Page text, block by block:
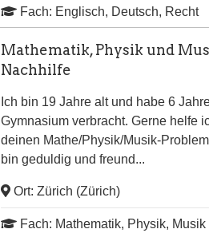
Fach: Englisch, Deutsch, Recht
Mathematik, Physik und
Nachhilfe
Ich bin 19 Jahre alt und habe 6
Gymnasium verbracht. Gerne helfe
deinen Mathe/Physik/Musik-
bin geduldig und freund...
Ort: Zürich (Zürich)
Fach: Mathematik, Physik, Musik